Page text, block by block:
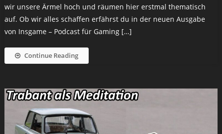
wir unsere Ärmel hoch und räumen hier erstmal thematisch
auf. Ob wir alles schaffen erfährst du in der neuen Ausgabe
von Insgame – Podcast für Gaming […]
Continue Reading